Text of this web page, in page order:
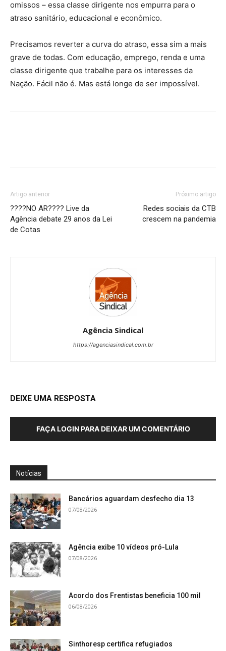
omissos – essa classe dirigente nos empurra para o
atraso sanitário, educacional e econômico.
Precisamos reverter a curva do atraso, essa sim a mais
grave de todas. Com educação, emprego, renda e uma
classe dirigente que trabalhe para os interesses da
Nação. Fácil não é. Mas está longe de ser impossível.
Artigo anterior
????NO AR???? Live da
Agência debate 29 anos da Lei
de Cotas
Próximo artigo
Redes sociais da CTB
crescem na pandemia
Agência Sindical
https://agenciasindical.com.br
DEIXE UMA RESPOSTA
FAÇA LOGIN PARA DEIXAR UM COMENTÁRIO
Notícias
Bancários aguardam desfecho dia 13
07/08/2026
Agência exibe 10 vídeos pró-Lula
07/08/2026
Acordo dos Frentistas beneficia 100 mil
06/08/2026
Sinthoresp certifica refugiados